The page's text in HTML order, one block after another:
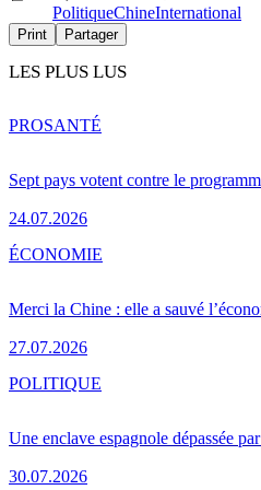
PolitiqueChineInternational
Print Partager
LES PLUS LUS
Sept pays votent contre le
24.07.2026
PROSANTÉ
Merci la Chine : elle a sauvé
27.07.2026
ÉCONOMIE
Une enclave espagnole dépassée
30.07.2026
POLITIQUE